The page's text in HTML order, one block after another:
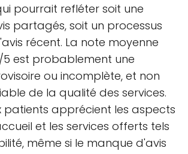
pourrait refléter soit une
partagés, soit un processus
récent. La note moyenne
est probablement une
ou incomplète, et non
de la qualité des services.
patients apprécient les aspects
et les services offerts tels
même si le manque d'avis